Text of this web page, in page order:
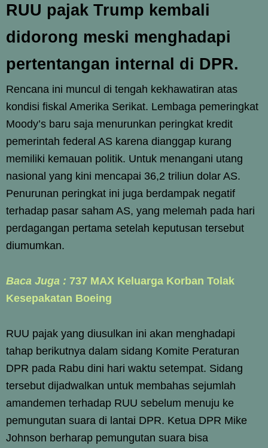
RUU pajak Trump kembali
didorong meski menghadapi
pertentangan internal di DPR.
Rencana ini muncul di tengah kekhawatiran atas
kondisi fiskal Amerika Serikat. Lembaga pemeringkat
Moody’s baru saja menurunkan peringkat kredit
pemerintah federal AS karena dianggap kurang
memiliki kemauan politik. Untuk menangani utang
nasional yang kini mencapai 36,2 triliun dolar AS.
Penurunan peringkat ini juga berdampak negatif
terhadap pasar saham AS, yang melemah pada hari
perdagangan pertama setelah keputusan tersebut
diumumkan.
Baca Juga : 737 MAX Keluarga Korban Tolak
Kesepakatan Boeing
RUU pajak yang diusulkan ini akan menghadapi
tahap berikutnya dalam sidang Komite Peraturan
DPR pada Rabu dini hari waktu setempat. Sidang
tersebut dijadwalkan untuk membahas sejumlah
amandemen terhadap RUU sebelum menuju ke
pemungutan suara di lantai DPR. Ketua DPR Mike
Johnson berharap pemungutan suara bisa